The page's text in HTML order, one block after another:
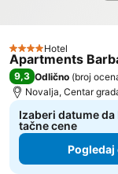
4 Zvezdice
Hotel
Apartments
9,3 Odlično (broj
Novalja, Centar
Izaberi datume
tačne cene
Pogledaj